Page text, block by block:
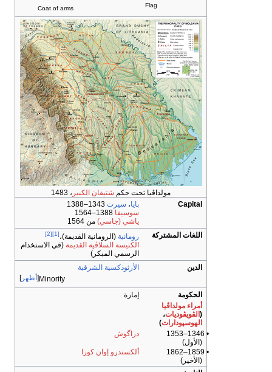
Flag
Coat of arms
مولداڤيا تحت حكم شتيفان الكبير ، 1483
Capital
بايا، سيرت 1343–1388
سوسيفا 1388–1564
ياشي (جاسي) من 1564
اللغات المشتركة
رومانية (الرومانية القديمة)،[1]
[2]
الكنيسة السلاڤية القديمة (في الاستخدام
الرسمي المبكر)
الدين
الأرثوذكسية الشرقية
أظهر Minority
الحكومة
إمارة
أمراء مولداڤيا
( الڤويڤوديات،
الهوسپودارات)
• 1346–1353
(الأول)
دراگوش
• 1859–1862
(الأخير)
ألكسندرو إوان كوزا